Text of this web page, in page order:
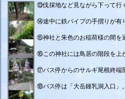
⑬伐採地など見ながら下って行
⑭途中に鉄パイプの手摺りが有
⑮神社と朱色のお稲荷様の間を
⑯この神社には鳥居の階段を上
⑰バス停からのサルギ尾根終端
⑱バス停は「大岳鍾乳洞入口」